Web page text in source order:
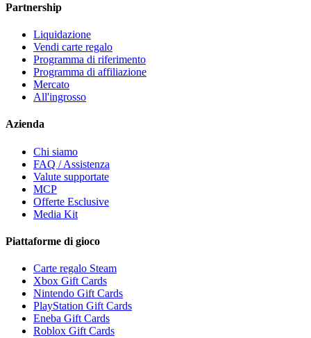
Partnership
Liquidazione
Vendi carte regalo
Programma di riferimento
Programma di affiliazione
Mercato
All'ingrosso
Azienda
Chi siamo
FAQ / Assistenza
Valute supportate
MCP
Offerte Esclusive
Media Kit
Piattaforme di gioco
Carte regalo Steam
Xbox Gift Cards
Nintendo Gift Cards
PlayStation Gift Cards
Eneba Gift Cards
Roblox Gift Cards